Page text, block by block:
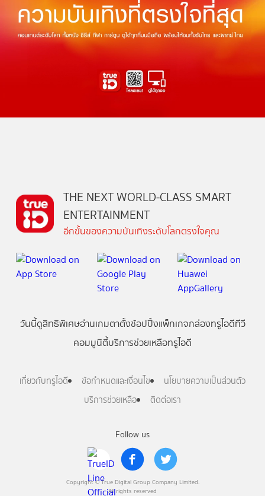
Follow us
Copyright © True Digital Group Company Limited.
All rights reserved
THE NEXT WORLD-CLASS SMART
ENTERTAINMENT
อีกขั้นของความบันเทิงระดับโลกตรงใจคุณ
วันนี้ดูสิทธิพิเศษอ่านเกมตาตั้งช้อปปิ้งแพ็กเกจกล่องทรูไอดีทีวี
คอมมูนิตี้บริการช่วยเหลือทรูไอดี
เกี่ยวกับทรูไอดี ข้อกำหนดและเงื่อนไข
นโยบายความเป็นส่วนตัว
บริการช่วยเหลือ
ติดต่อเรา